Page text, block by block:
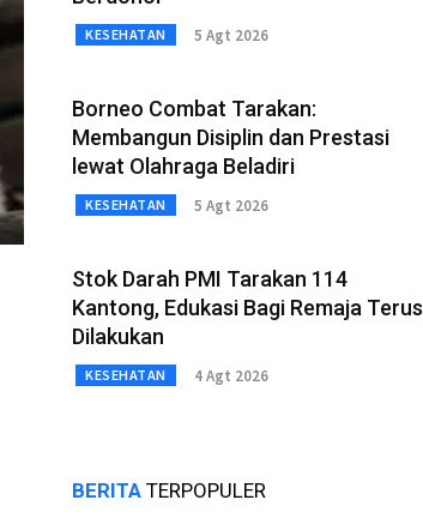
KESEHATAN 5 Agt 2026
Borneo Combat Tarakan:
Membangun Disiplin dan Prestasi
lewat Olahraga Beladiri
KESEHATAN 5 Agt 2026
Stok Darah PMI Tarakan 114
Kantong, Edukasi Bagi Remaja Terus
Dilakukan
KESEHATAN 4 Agt 2026
BERITA TERPOPULER